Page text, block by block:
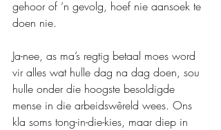
gehoor of ‘n gevolg, hoef nie aansoek te
doen nie.
Ja-nee, as ma’s regtig betaal moes word
vir alles wat hulle dag na dag doen, sou
hulle onder die hoogste besoldigde
mense in die arbeidswêreld wees. Ons
kla soms tong-in-die-kies, maar diep in